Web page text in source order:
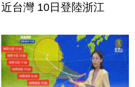
近台灣 10日登陸浙江